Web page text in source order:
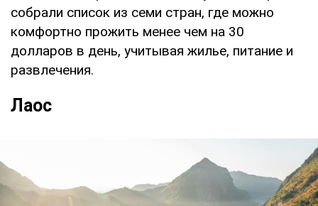
собрали список из семи стран, где можно
комфортно прожить менее чем на 30
долларов в день, учитывая жилье, питание и
развлечения.
Лаос